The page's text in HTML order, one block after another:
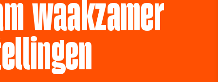
waakzamer